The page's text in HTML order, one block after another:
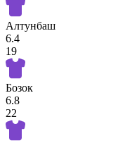
Алтунбаш
6.4
19
Бозок
6.8
22